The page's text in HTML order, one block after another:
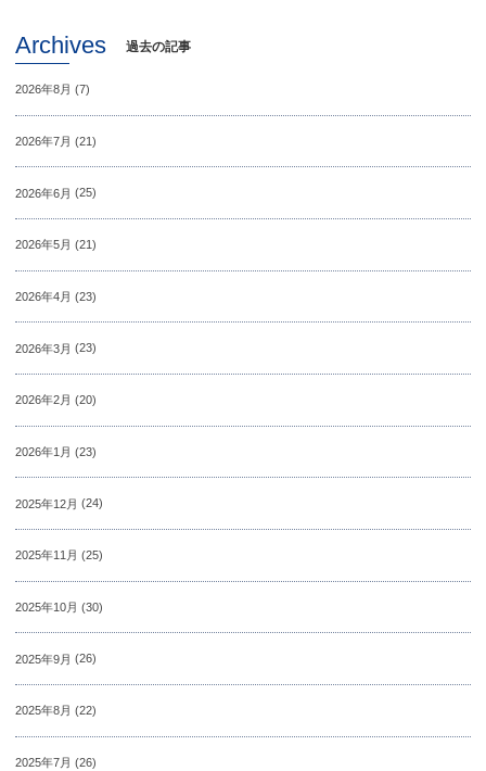
Archives 過去の記事
2026年8月 (7)
2026年7月 (21)
2026年6月 (25)
2026年5月 (21)
2026年4月 (23)
2026年3月 (23)
2026年2月 (20)
2026年1月 (23)
2025年12月 (24)
2025年11月 (25)
2025年10月 (30)
2025年9月 (26)
2025年8月 (22)
2025年7月 (26)